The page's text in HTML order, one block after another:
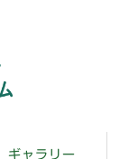
ギャラリー